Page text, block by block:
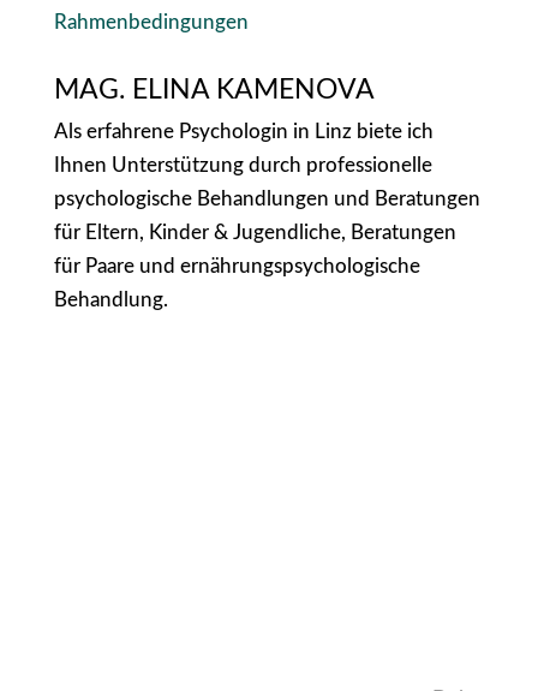
Rahmenbedingungen
MAG. ELINA KAMENOVA
Als erfahrene Psychologin in Linz biete ich
Ihnen Unterstützung durch professionelle
psychologische Behandlungen und Beratungen
für Eltern, Kinder & Jugendliche, Beratungen
für Paare und ernährungspsychologische
Behandlung.